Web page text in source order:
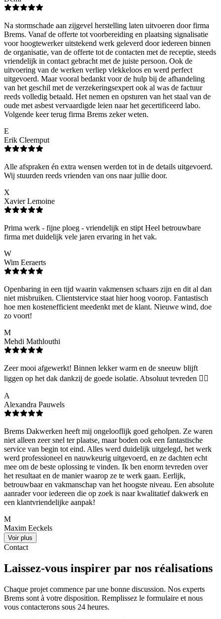
Na stormschade aan zijgevel herstelling laten uitvoeren door firma
Brems. Vanaf de offerte tot voorbereiding en plaatsing signalisatie
voor hoogtewerker uitstekend werk geleverd door iedereen binnen
de organisatie, van de offerte tot de contacten met de receptie, steeds
vriendelijk in contact gebracht met de juiste persoon. Ook de
uitvoering van de werken verliep vlekkeloos en werd perfect
uitgevoerd. Maar vooral bedankt voor de hulp bij de afhandeling
van het geschil met de verzekeringsexpert ook al was de factuur
reeds volledig betaald. Het nemen en opsturen van het staal van de
oude met asbest vervaardigde leien naar het gecertificeerd labo.
Volgende keer terug firma Brems zeker weten.
E
Erik Cleemput
Alle afspraken én extra wensen werden tot in de details uitgevoerd.
Wij stuurden reeds vrienden van ons naar jullie door.
X
Xavier Lemoine
Prima werk - fijne ploeg - vriendelijk en stipt Heel betrouwbare
firma met duidelijk vele jaren ervaring in het vak.
W
Wim Eeraerts
Openbaring in een tijd waarin vakmensen schaars zijn en dit al dan
niet misbruiken. Clientstervice staat hier hoog voorop. Fantastisch
hoe men kostenefficient meedenkt met de klant. Nieuwe wind, doe
zo voort!
M
Mehdi Mathlouthi
Zeer mooi afgewerkt! Binnen lekker warm en de sneeuw blijft
liggen op het dak dankzij de goede isolatie. Absoluut tevreden 👌🏻
A
Alexandra Pauwels
Brems Dakwerken heeft mij ongelooflijk goed geholpen. Ze waren
niet alleen zeer snel ter plaatse, maar boden ook een fantastische
service van begin tot eind. Alles werd duidelijk uitgelegd, het werk
werd professioneel en nauwkeurig uitgevoerd, en ze dachten echt
mee om de beste oplossing te vinden. Ik ben enorm tevreden over
het resultaat en de manier waarop ze te werk gaan. Eerlijk,
betrouwbaar en vakmanschap van het hoogste niveau. Een absolute
aanrader voor iedereen die op zoek is naar kwalitatief dakwerk en
een klantvriendelijke aanpak!
M
Maxim Eeckels
Voir plus
Contact
Laissez-vous inspirer par nos réalisations
Chaque projet commence par une bonne discussion. Nos experts
Brems sont à votre disposition. Remplissez le formulaire et nous
vous contacterons sous 24 heures.